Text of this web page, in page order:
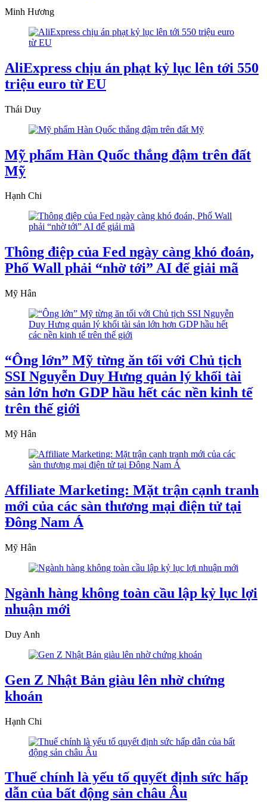
Minh Hương
AliExpress chịu án phạt kỷ lục lên tới 550
triệu euro từ EU
Thái Duy
Mỹ phẩm Hàn Quốc thắng đậm trên đất
Mỹ
Hạnh Chi
Thông điệp của Fed ngày càng khó đoán,
Phố Wall phải “nhờ tới” AI để giải mã
Mỹ Hân
“Ông lớn” Mỹ từng ăn tối với Chủ tịch
SSI Nguyễn Duy Hưng quản lý khối tài
sản lớn hơn GDP hầu hết các nền kinh tế
trên thế giới
Mỹ Hân
Affiliate Marketing: Mặt trận cạnh tranh
mới của các sàn thương mại điện tử tại
Đông Nam Á
Mỹ Hân
Ngành hàng không toàn cầu lập kỷ lục lợi
nhuận mới
Duy Anh
Gen Z Nhật Bản giàu lên nhờ chứng
khoán
Hạnh Chi
Thuế chính là yếu tố quyết định sức hấp
dẫn của bất động sản châu Âu